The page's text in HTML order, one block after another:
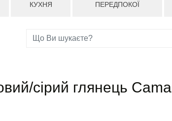
КУХНЯ ПЕРЕДПОКОЇ
сірий глянець Cama